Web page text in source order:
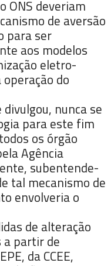
ONS deveriam
de aversão
para ser
aos modelos
eletro-
do
nunca se
para este fim
os órgão
Agência
subentende-
tal mecanismo de
envolveria o
de alteração
a partir de
da CCEE,